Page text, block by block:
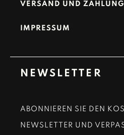
VERSAND UND
IMPRESSUM
NEWSLETTER
ABONNIEREN SIE DEN
NEWSLETTER UND